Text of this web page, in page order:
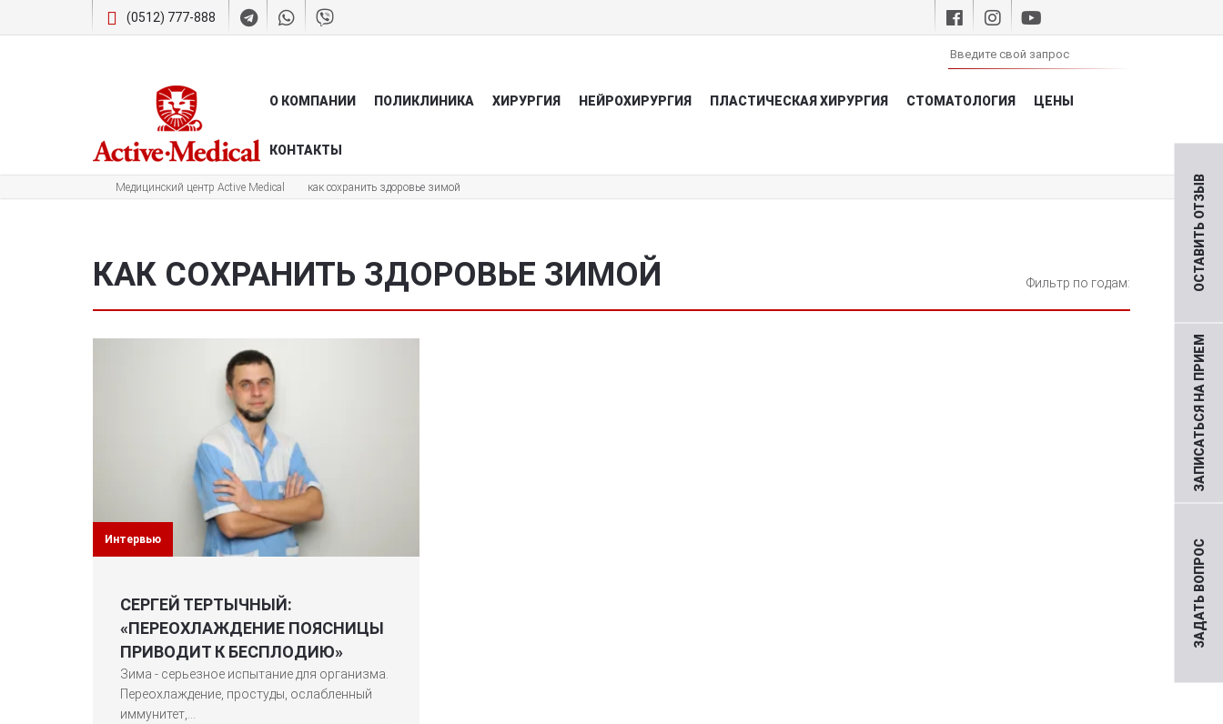
(0512) 777-888
О КОМПАНИИ ПОЛИКЛИНИКА ХИРУРГИЯ НЕЙРОХИРУРГИЯ ПЛАСТИЧЕСКАЯ ХИРУРГИЯ СТОМАТОЛОГИЯ ЦЕНЫ
КОНТАКТЫ
ЗАДАТЬ ВОПРОС
ЗАПИСАТЬСЯ НА ПРИЕМ
ОСТАВИТЬ ОТЗЫВ
Медицинский центр Active Medical как сохранить здоровье зимой
КАК СОХРАНИТЬ ЗДОРОВЬЕ ЗИМОЙ Фильтр по годам:
Интервью
СЕРГЕЙ ТЕРТЫЧНЫЙ:
«ПЕРЕОХЛАЖДЕНИЕ ПОЯСНИЦЫ
ПРИВОДИТ К БЕСПЛОДИЮ»
Зима - серьезное испытание для организма.
Переохлаждение, простуды, ослабленный
иммунитет,...